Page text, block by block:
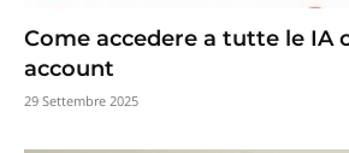
Come accedere a tutte le IA
account
29 Settembre 2025